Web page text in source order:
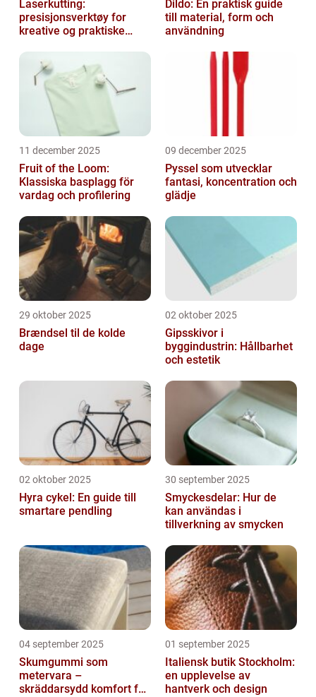
Laserkutting:
presisjonsverktøy for
kreative og praktiske
Dildo: En praktisk guide
till material, form och
användning
11 december 2025
Fruit of the Loom:
Klassiska basplagg för
vardag och profilering
09 december 2025
Pyssel som utvecklar
fantasi, koncentration och
glädje
29 oktober 2025
Brændsel til de kolde
dage
02 oktober 2025
Gipsskivor i
byggindustrin: Hållbarhet
och estetik
02 oktober 2025
Hyra cykel: En guide till
smartare pendling
30 september 2025
Smyckesdelar: Hur de
kan användas i
tillverkning av smycken
04 september 2025
Skumgummi som
metervara –
skräddarsydd komfort för
01 september 2025
Italiensk butik Stockholm:
en upplevelse av
hantverk och design